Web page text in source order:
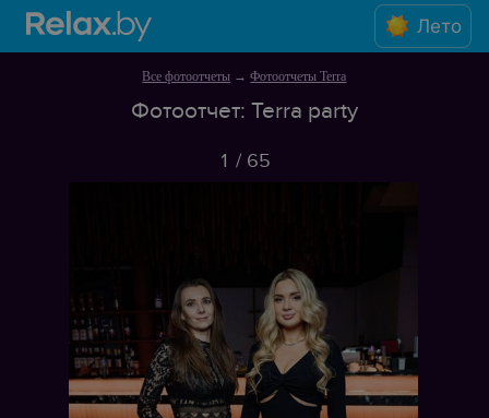
Лето
Все фотоотчеты →Фотоотчеты Terra
Фотоотчет: Terra party
1 / 65